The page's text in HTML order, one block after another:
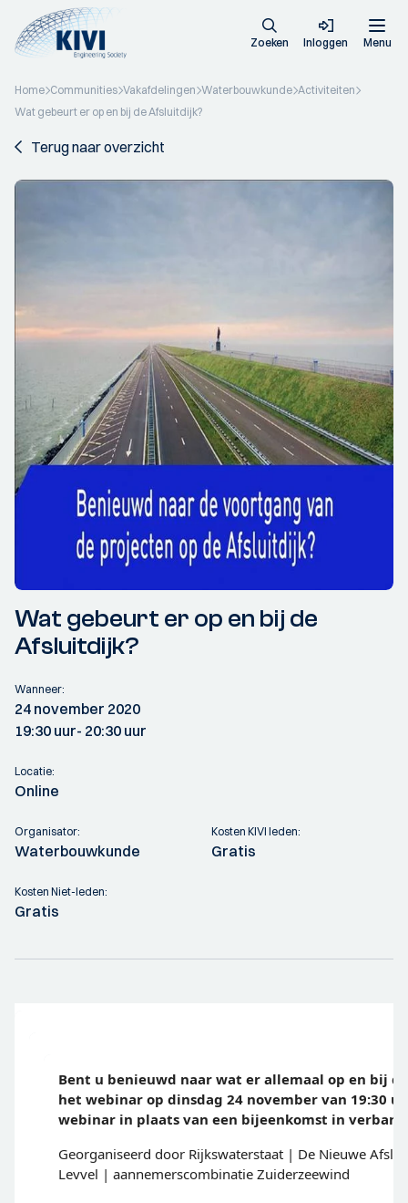
Zoeken Inloggen Menu
Home Communities Vakafdelingen Waterbouwkunde Activiteiten
Wat gebeurt er op en bij de Afsluitdijk?
Terug naar overzicht
Wat gebeurt er op en bij de
Afsluitdijk?
Wanneer:
24 november 2020
19:30 uur- 20:30 uur
Locatie:
Online
Organisator:
Waterbouwkunde
Kosten KIVI leden:
Gratis
Kosten Niet-leden:
Gratis
Bent u benieuwd naar wat er allemaal op en bij
het webinar op dinsdag 24 november van 19:30
webinar in plaats van een bijeenkomst in
Georganiseerd door Rijkswaterstaat | De Nieuwe
Levvel | aannemerscombinatie Zuiderzeewind